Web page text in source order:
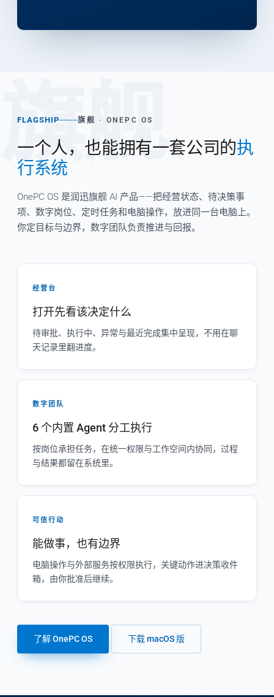
旗舰
FLAGSHIP 旗舰 · ONEPC OS
一个人，也能拥有一套公司的执
行系统
OnePC OS 是润迅旗舰 AI 产品——把经营状态、待决策事
项、数字岗位、定时任务和电脑操作，放进同一台电脑上。
你定目标与边界，数字团队负责推进与回报。
经营台
打开先看该决定什么
待审批、执行中、异常与最近完成集中呈现，不用在聊
天记录里翻进度。
数字团队
6 个内置 Agent 分工执行
按岗位承担任务，在统一权限与工作空间内协同，过程
与结果都留在系统里。
可信行动
能做事，也有边界
电脑操作与外部服务按权限执行，关键动作进决策收件
箱，由你批准后继续。
了解 OnePC OS 下载 macOS 版